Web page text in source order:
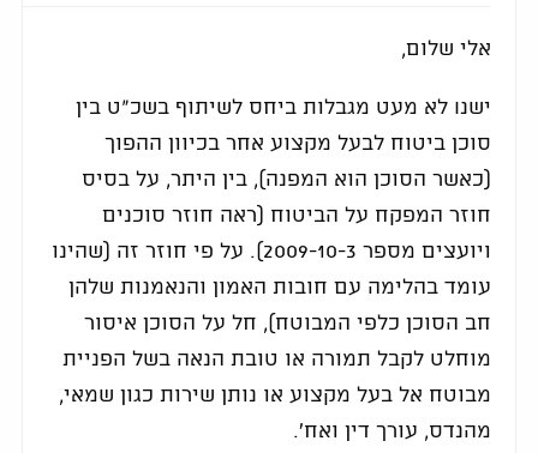
אלי שלום,
ישנI לא מעט מגבלות ביחס לשיתוף בשכ"ט בין
סוכן ביטוח לבעל מקצוע אחר בכיוון ההפוך
(כאשר הסוכן הוא המפנה), בין היתר, על בסיס
חוזר המפקח על הביטוח (ראה חוזר סוכנים
ויועצים מספר 2009-10-3). על פי חוזר זה (שהינו
עומד בהלימה עם חובות האמון והנאמנות שלהן
חב הסוכן כלפי המבוטח), חל על הסוכן איסור
מוחלט לקבל תמורה או טובת הנאה בשל הפניית
מבוטח אל בעל מקצוע או נותן שירות כגון שמאי,
מהנדס, עורך דין ואח'.